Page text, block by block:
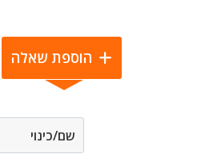
הוספת שאלה